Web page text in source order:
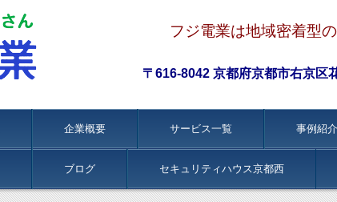
フジ電業は地域密着型
〒616-8042 京都府京都市右京区
企業概要 サービス一覧 事例紹介
ブログ セキュリティハウス京都西